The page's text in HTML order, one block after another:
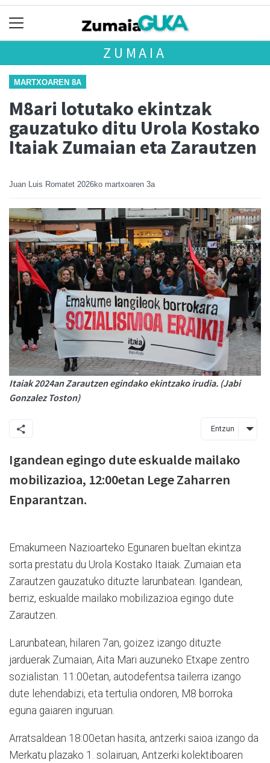
ZUMAIA
MARTXOAREN 8A
M8ari lotutako ekintzak
gauzatuko ditu Urola Kostako
Itaiak Zumaian eta Zarautzen
Juan Luis Romatet 2026ko martxoaren 3a
Itaiak 2024an Zarautzen egindako ekintzako irudia. (Jabi
Gonzalez Toston)
Entzun
Igandean egingo dute eskualde mailako
mobilizazioa, 12:00etan Lege Zaharren
Enparantzan.
Emakumeen Nazioarteko Egunaren bueltan ekintza
sorta prestatu du Urola Kostako Itaiak. Zumaian eta
Zarautzen gauzatuko dituzte larunbatean. Igandean,
berriz, eskualde mailako mobilizazioa egingo dute
Zarautzen.
Larunbatean, hilaren 7an, goizez izango dituzte
jarduerak Zumaian, Aita Mari auzuneko Etxape zentro
sozialistan. 11:00etan, autodefentsa tailerra izango
dute lehendabizi, eta tertulia ondoren, M8 borroka
eguna gaiaren inguruan.
Arratsaldean 18:00etan hasita, antzerki saioa izango da
Merkatu plazako 1. solairuan, Antzerki kolektiboaren